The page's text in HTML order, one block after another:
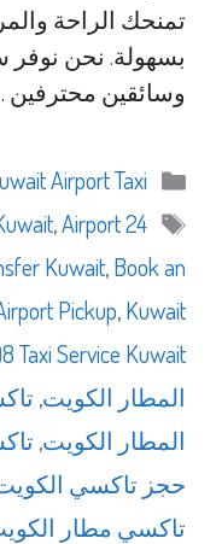
تمنحك الراحة
بسهولة. نحن نوفر
وسائقين محترفين
التصنيفات
Airport Taxi
الوسوم
24 Hour Taxi Kuwait
,Airport
Kuwait,Book an
Pickup,Kuwait
Taxi Service Kuwait
المطار الكويت,
المطار الكويت,
حجز تاكسي
تاكسي مطار